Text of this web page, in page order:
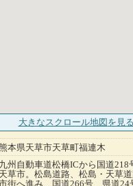
大きなスクロール地図 を見る
熊本県天草市天草町福連木
九州自動車道松橋ICから国道218
天草市。松島道路、松島・天草
街へ進み、国道266号、県道